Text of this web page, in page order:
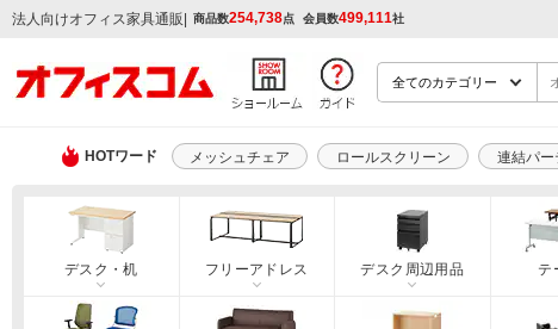
法人向けオフィス家具通販 | 商品数254,738点 会員数499,111社
HOTワード メッシュチェア ロールスクリーン 連結パー
デスク・机 フリーアドレス デスク周辺用品 テ